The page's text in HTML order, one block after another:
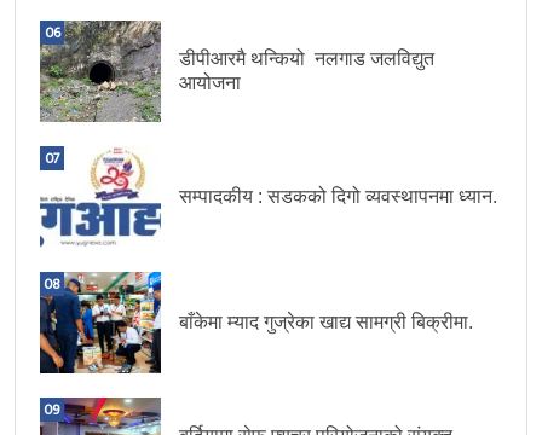
06
डीपीआरमै थन्कियो नलगाड जलविद्युत
आयोजना
07
सम्पादकीय : सडकको दिगो व्यवस्थापनमा ध्यान.
08
बाँकेमा म्याद गुज्रेका खाद्य सामग्री बिक्रीमा.
09